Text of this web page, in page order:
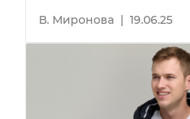
В. Миронова | 19.06.25